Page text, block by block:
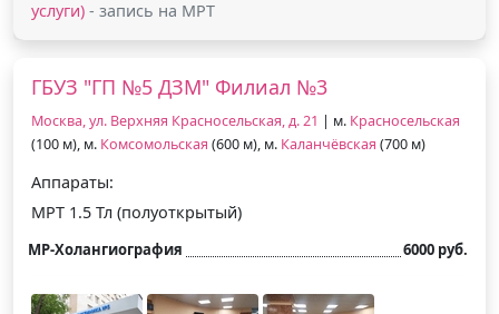
услуги) - запись на МРТ
ГБУЗ "ГП №5 ДЗМ" Филиал №3
Москва, ул. Верхняя Красносельская, д. 21 | м. Красносельская
(100 м), м. Комсомольская (600 м), м. Каланчёвская (700 м)
Аппараты:
МРТ 1.5 Тл (полуоткрытый)
МР-Холангиография 6000 руб.